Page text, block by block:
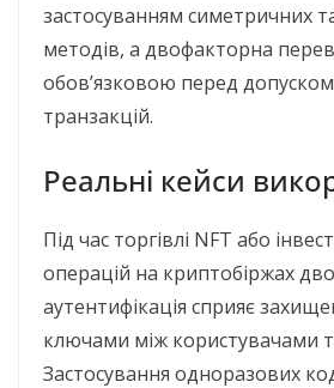
застосуванням симетричних
методів, а двофакторна
обов’язковою перед
транзакцій.
Реальні кейси
Під час торгівлі NFT або
операцій на криптобіржах
аутентифікація сприяє
ключами між користувачами
Застосування одноразових